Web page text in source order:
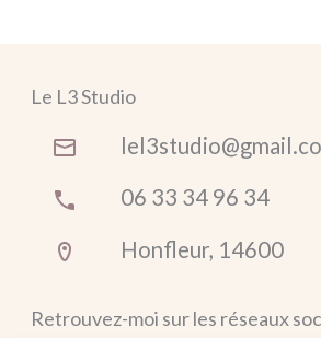
Le L3 Studio
06 33 34 96 34
Honfleur, 14600
Retrouvez-moi sur les réseaux